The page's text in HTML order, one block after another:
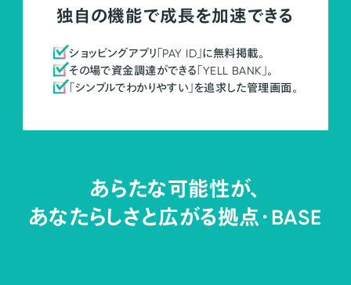
独自の機能で成長を加速できる
ショッピングアプリ「PAY ID」に無料掲載。
その場で資金調達ができる「YELL BANK」。
「シンプルでわかりやすい」を追求した管理画面。
あらたな可能性が、
あなたらしさと広がる拠点・BASE